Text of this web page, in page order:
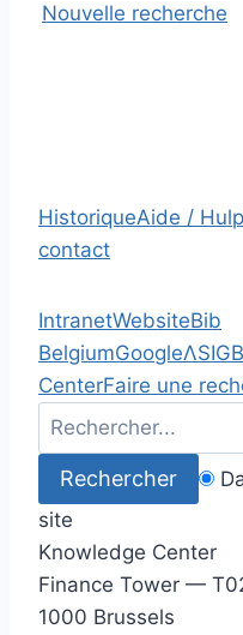
Nouvelle recherche
HistoriqueAide / Hulp
contact
IntranetWebsiteBib
BelgiumGoogleΛ
CenterFaire une
site
Knowledge Center
Finance Tower —
1000 Brussels